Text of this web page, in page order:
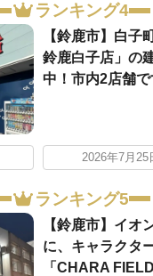
ランキング4
【鈴鹿市】白子
鈴鹿白子店」の
中！市内2店舗で
2026年7月25
ランキング5
【鈴鹿市】イオ
に、キャラクタ
「CHARA